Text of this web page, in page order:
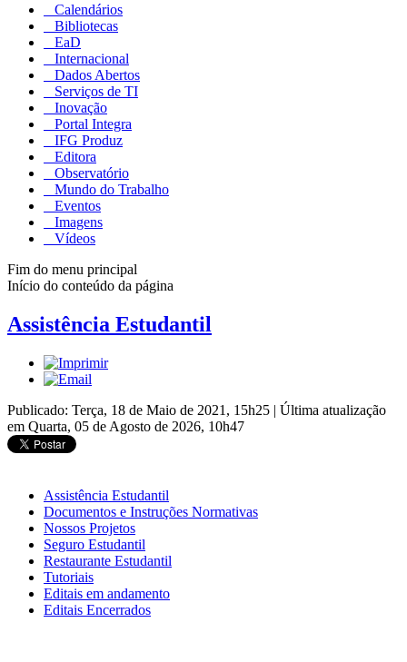
Calendários
Bibliotecas
EaD
Internacional
Dados Abertos
Serviços de TI
Inovação
Portal Integra
IFG Produz
Editora
Observatório
Mundo do Trabalho
Eventos
Imagens
Vídeos
Fim do menu principal
Início do conteúdo da página
Assistência Estudantil
Publicado: Terça, 18 de Maio de 2021, 15h25 | Última atualização
em Quarta, 05 de Agosto de 2026, 10h47
Assistência Estudantil
Documentos e Instruções Normativas
Nossos Projetos
Seguro Estudantil
Restaurante Estudantil
Tutoriais
Editais em andamento
Editais Encerrados